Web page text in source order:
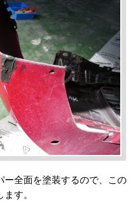
ー全面を塗装するので、この
す。